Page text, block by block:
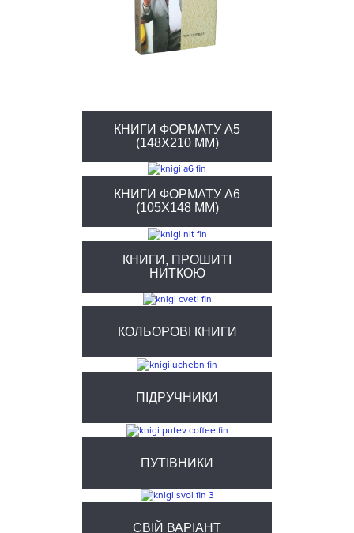
КНИГИ ФОРМАТУ А5
(148X210 ММ)
КНИГИ ФОРМАТУ А6
(105X148 ММ)
КНИГИ, ПРОШИТІ
НИТКОЮ
КОЛЬОРОВІ КНИГИ
ПІДРУЧНИКИ
ПУТІВНИКИ
СВІЙ ВАРІАНТ